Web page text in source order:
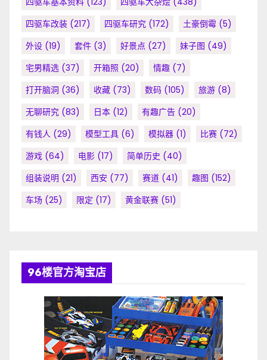
四驱车改装 (217) 四驱车研究 (172) 土豪倒霉 (5)
外设 (19) 套件 (3) 好景点 (27) 妹子图 (49)
宅男精选 (37) 开箱照 (20) 情趣 (7)
打开脑洞 (36) 收藏 (73) 数码 (105) 旅游 (8)
无聊研究 (83) 日本 (12) 有趣广告 (20)
有钱人 (29) 模型工具 (6) 模拟器 (1) 比赛 (72)
游戏 (64) 电影 (17) 简单历史 (40)
组装说明 (21) 西安 (77) 赛道 (41) 趣图 (152)
车场 (25) 限定 (17) 黄金联赛 (51)
96楼官方淘宝店